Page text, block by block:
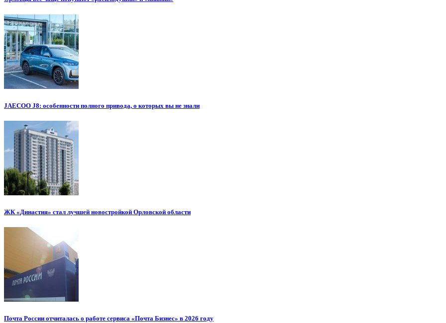
JAECOO J8: особенности полного привода, о которых вы не знали
ЖК «Династия» стал лучшей новостройкой Орловской области
Почта России отчиталась о работе сервиса «Почта Бизнес» в 2026 году